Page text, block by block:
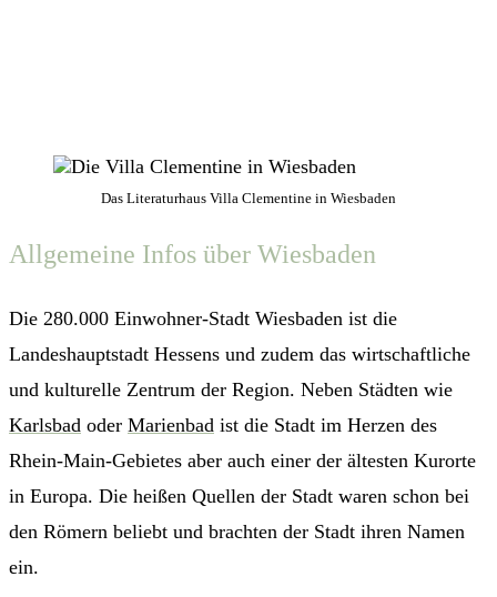
Das Literaturhaus Villa Clementine in Wiesbaden
Allgemeine Infos über Wiesbaden
Die 280.000 Einwohner-Stadt Wiesbaden ist die
Landeshauptstadt Hessens und zudem das wirtschaftliche
und kulturelle Zentrum der Region. Neben Städten wie
Karlsbad oder Marienbad ist die Stadt im Herzen des
Rhein-Main-Gebietes aber auch einer der ältesten Kurorte
in Europa. Die heißen Quellen der Stadt waren schon bei
den Römern beliebt und brachten der Stadt ihren Namen
ein.